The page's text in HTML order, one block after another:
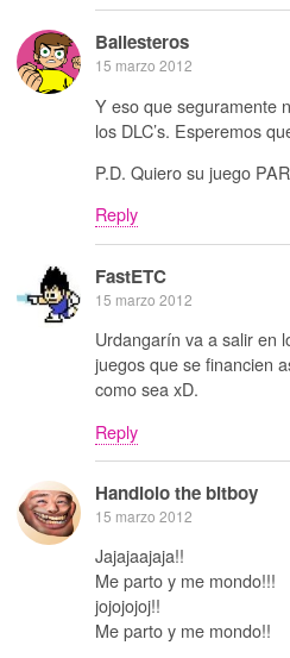
Ballesteros
15 marzo 2012
Y eso que seguramente
los DLC’s. Esperemos
P.D. Quiero su juego
Reply
FastETC
15 marzo 2012
Urdangarín va a salir en
juegos que se financien
como sea xD.
Reply
Handlolo the bitboy
15 marzo 2012
Jajajaajaja!!
Me parto y me mondo!!!
jojojojoj!!
Me parto y me mondo!!